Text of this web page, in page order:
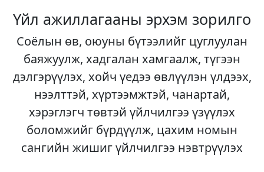
Үйл ажиллагааны эрхэм зорилго
Соёлын өв, оюуны бүтээлийг цуглуулан
баяжуулж, хадгалан хамгаалж, түгээн
дэлгэрүүлэх, хойч үедээ өвлүүлэн үлдээх,
нээлттэй, хүртээмжтэй, чанартай,
хэрэглэгч төвтэй үйлчилгээ үзүүлэх
боломжийг бүрдүүлж, цахим номын
сангийн жишиг үйлчилгээ нэвтрүүлэх